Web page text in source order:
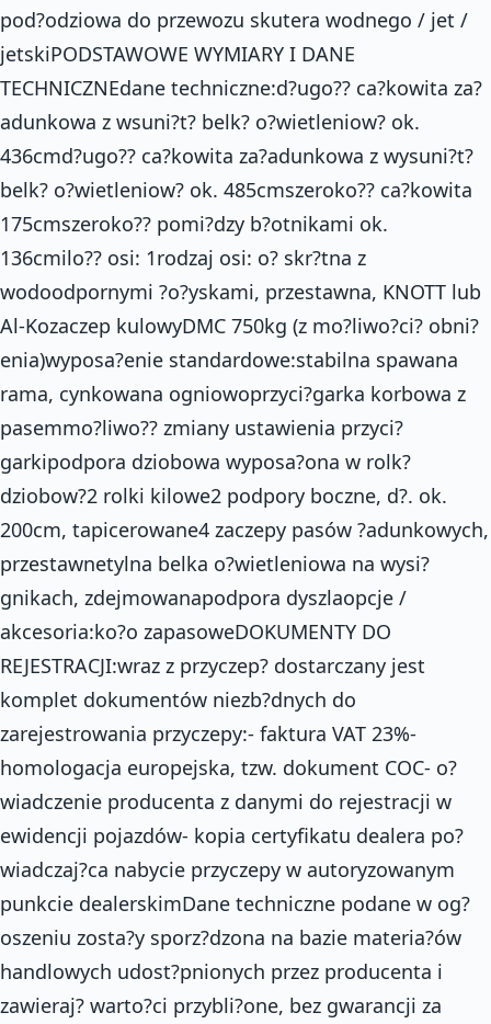
pod?odziowa do przewozu skutera wodnego / jet /
jetskiPODSTAWOWE WYMIARY I DANE
TECHNICZNEdane techniczne:d?ugo?? ca?kowita za?
adunkowa z wsuni?t? belk? o?wietleniow? ok.
436cmd?ugo?? ca?kowita za?adunkowa z wysuni?t?
belk? o?wietleniow? ok. 485cmszeroko?? ca?kowita
175cmszeroko?? pomi?dzy b?otnikami ok.
136cmilo?? osi: 1rodzaj osi: o? skr?tna z
wodoodpornymi ?o?yskami, przestawna, KNOTT lub
Al-Kozaczep kulowyDMC 750kg (z mo?liwo?ci? obni?
enia)wyposa?enie standardowe:stabilna spawana
rama, cynkowana ogniowoprzyci?garka korbowa z
pasemmo?liwo?? zmiany ustawienia przyci?
garkipodpora dziobowa wyposa?ona w rolk?
dziobow?2 rolki kilowe2 podpory boczne, d?. ok.
200cm, tapicerowane4 zaczepy pasów ?adunkowych,
przestawnetylna belka o?wietleniowa na wysi?
gnikach, zdejmowanapodpora dyszlaopcje /
akcesoria:ko?o zapasoweDOKUMENTY DO
REJESTRACJI:wraz z przyczep? dostarczany jest
komplet dokumentów niezb?dnych do
zarejestrowania przyczepy:- faktura VAT 23%-
homologacja europejska, tzw. dokument COC- o?
wiadczenie producenta z danymi do rejestracji w
ewidencji pojazdów- kopia certyfikatu dealera po?
wiadczaj?ca nabycie przyczepy w autoryzowanym
punkcie dealerskimDane techniczne podane w og?
oszeniu zosta?y sporz?dzona na bazie materia?ów
handlowych udost?pnionych przez producenta i
zawieraj? warto?ci przybli?one, bez gwarancji za